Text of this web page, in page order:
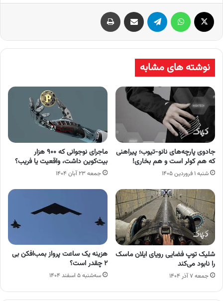
تلگرام اشتراک گذاری از طریق ایمیل
نوشته های مشابه
جادوی پارچه‌های نانو-تیوب؛ پیراهنی
که هم کولر است و هم بخاری!
شنبه ۱ فروردین ۱۴۰۵
ماجرای نوجوانی که ۹۰۰ هزار
بیت‌کوین داشت، واقعیت یا فریب؟
جمعه ۲۳ آبان ۱۴۰۴
شلیک توپ فضایی رویای ایلان ماسک
را نابود می‌کند
جمعه ۷ آذر ۱۴۰۴
هزینه یک ساعت پرواز بمب‌افکن بی
۲ چقدر است؟‌
سه‌شنبه ۵ اسفند ۱۴۰۴